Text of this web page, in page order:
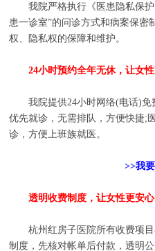
我院严格执行《医患隐私保护
患一诊室”的问诊方式和病案保密
权、隐私权的保障和维护。
24小时预约全年无休，让女
我院提供24小时网络(电话)免
优先就诊，无需排队，方便快捷;
诊，方便上班族就医。
>>我要
透明收费制度，让女性更安心
杭州红房子医院所有收费项目
制度，先核对帐单后付款，透明